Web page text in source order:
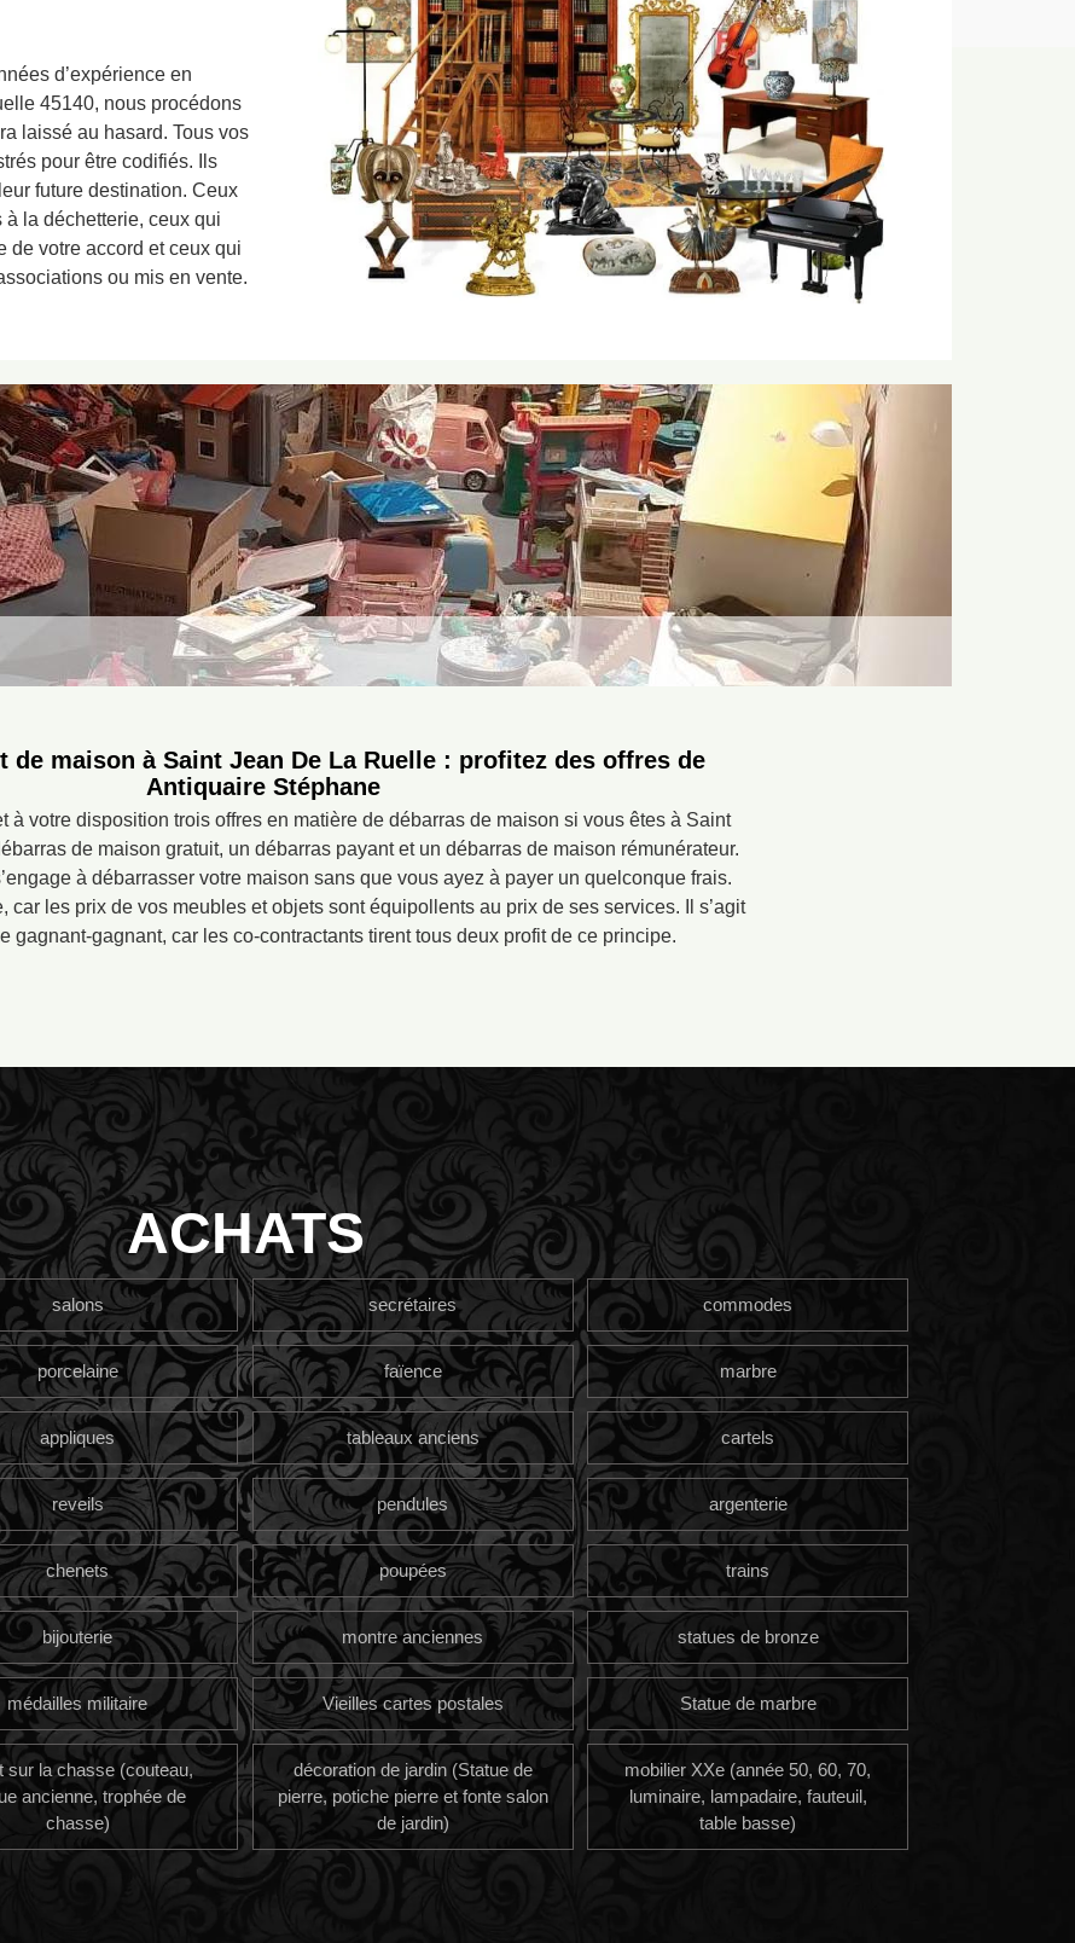
d’expérience en
45140, nous procédons
laissé au hasard. Tous vos
pour être codifiés. Ils
future destination. Ceux
la déchetterie, ceux qui
de votre accord et ceux qui
ou mis en vente.
de maison à Saint Jean De La Ruelle : profitez des offres de
Antiquaire Stéphane
à votre disposition trois offres en matière de débarras de maison si vous êtes à Saint
de maison gratuit, un débarras payant et un débarras de maison rémunérateur.
à débarrasser votre maison sans que vous ayez à payer un quelconque frais.
car les prix de vos meubles et objets sont équipollents au prix de ses services. Il s’agit
gagnant-gagnant, car les co-contractants tirent tous deux profit de ce principe.
ACHATS
salons secrétaires commodes
porcelaine faïence marbre
appliques tableaux anciens cartels
reveils pendules argenterie
chenets poupées trains
bijouterie montre anciennes statues de bronze
médailles militaire Vieilles cartes postales Statue de marbre
sur la chasse (couteau,
ancienne, trophée de
chasse)
décoration de jardin (Statue de
pierre, potiche pierre et fonte salon
de jardin)
mobilier XXe (année 50, 60, 70,
luminaire, lampadaire, fauteuil,
table basse)